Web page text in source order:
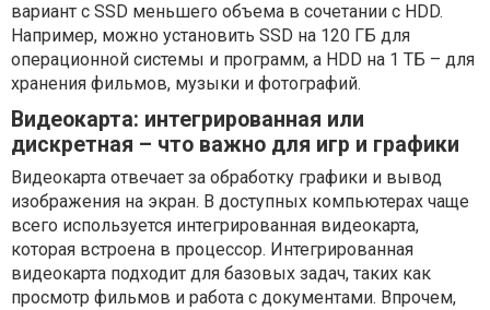
вариант с SSD меньшего объема в сочетании с HDD.
Например, можно установить SSD на 120 ГБ для
операционной системы и программ, а HDD на 1 ТБ – для
хранения фильмов, музыки и фотографий.
Видеокарта: интегрированная или
дискретная – что важно для игр и графики
Видеокарта отвечает за обработку графики и вывод
изображения на экран. В доступных компьютерах чаще
всего используется интегрированная видеокарта,
которая встроена в процессор. Интегрированная
видеокарта подходит для базовых задач, таких как
просмотр фильмов и работа с документами. Впрочем,